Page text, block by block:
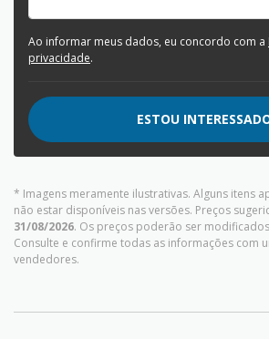
Ao informar meus dados, eu concordo com a
privacidade.
ESTOU
* Imagens meramente ilustrativas. Alguns itens
não estar disponíveis nas versões. Preços
31/08/2026. Os preços poderão ser
Consulte e confirme todas as informações com
vendedores.